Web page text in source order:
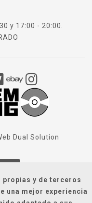
y de terceros
una mejor experiencia
y 17:00 - 20:00.
Dual Solution